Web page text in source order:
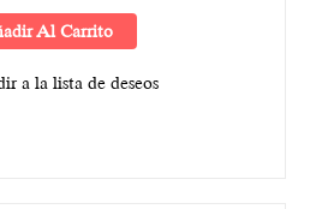
Al Carrito
a la lista de deseos